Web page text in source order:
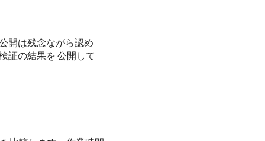
開は残念ながら認め
証の結果を 公開して